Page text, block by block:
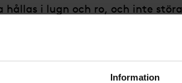
Information
i lugn och ro, och inte störa
en inte allt för offentlig plats.